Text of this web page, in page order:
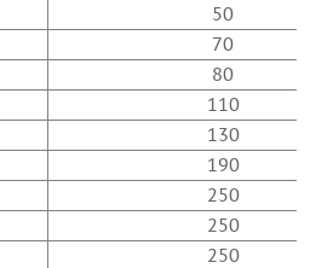
50
70
80
110
130
190
250
250
250